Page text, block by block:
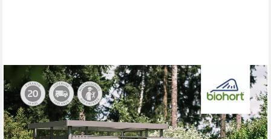
BIOHORT
Mehrzweckschrank Romeo Gr. M high, verschiedene Farben
132x57x181 cm, der ideale Terrassenschrank aus Metall
1.007,33 €
UVP1.099,00 €
-8%